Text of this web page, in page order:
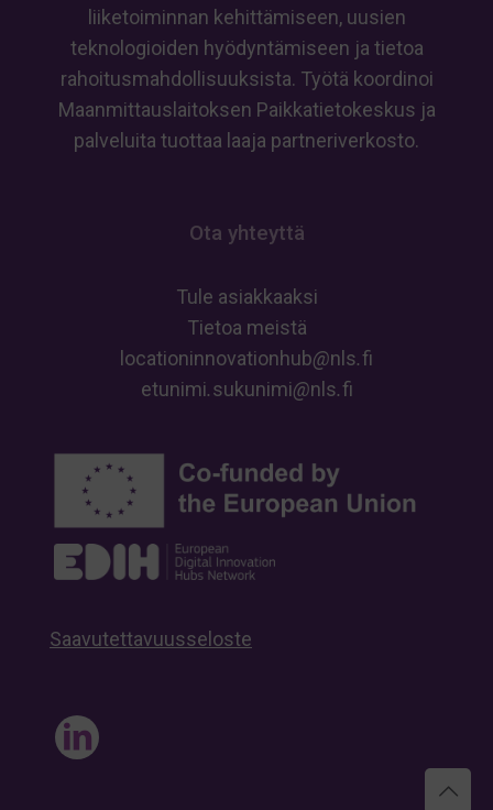
liiketoiminnan kehittämiseen, uusien
teknologioiden hyödyntämiseen ja tietoa
rahoitusmahdollisuuksista. Työtä koordinoi
Maanmittauslaitoksen Paikkatietokeskus ja
palveluita tuottaa laaja partneriverkosto.
Ota yhteyttä
Tule asiakkaaksi
Tietoa meistä
locationinnovationhub@nls.fi
etunimi.sukunimi@nls.fi
Saavutettavuusseloste